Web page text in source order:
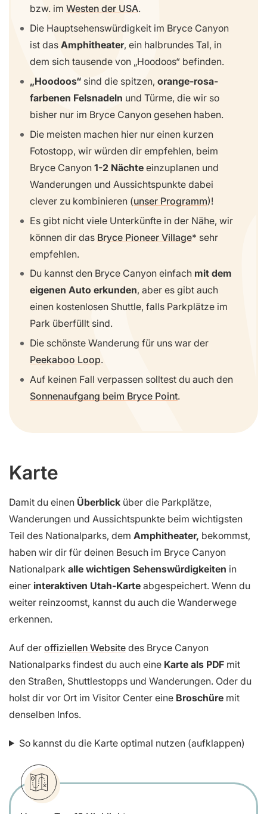
bzw. im Westen der USA.
Die Hauptsehenswürdigkeit im Bryce Canyon
ist das Amphitheater, ein halbrundes Tal, in
dem sich tausende von „Hoodoos“ befinden.
„Hoodoos“ sind die spitzen, orange-rosa-
farbenen Felsnadeln und Türme, die wir so
bisher nur im Bryce Canyon gesehen haben.
Die meisten machen hier nur einen kurzen
Fotostopp, wir würden dir empfehlen, beim
Bryce Canyon 1-2 Nächte einzuplanen und
Wanderungen und Aussichtspunkte dabei
clever zu kombinieren (unser Programm)!
Es gibt nicht viele Unterkünfte in der Nähe, wir
können dir das Bryce Pioneer Village
sehr
empfehlen.
Du kannst den Bryce Canyon einfach mit dem
eigenen Auto erkunden, aber es gibt auch
einen kostenlosen Shuttle, falls Parkplätze im
Park überfüllt sind.
Die schönste Wanderung für uns war der
Peekaboo Loop.
Auf keinen Fall verpassen solltest du auch den
Sonnenaufgang beim Bryce Point.
Karte
Damit du einen Überblick über die Parkplätze,
Wanderungen und Aussichtspunkte beim wichtigsten
Teil des Nationalparks, dem Amphitheater, bekommst,
haben wir dir für deinen Besuch im Bryce Canyon
Nationalpark alle wichtigen Sehenswürdigkeiten in
einer interaktiven Utah-Karte abgespeichert. Wenn du
weiter reinzoomst, kannst du auch die Wanderwege
erkennen.
Auf der offiziellen Website des Bryce Canyon
Nationalparks findest du auch eine Karte als PDF mit
den Straßen, Shuttlestopps und Wanderungen. Oder du
holst dir vor Ort im Visitor Center eine Broschüre mit
denselben Infos.
So kannst du die Karte optimal nutzen (aufklappen)